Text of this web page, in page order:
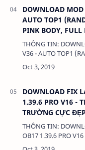
DOWNLOAD MOD
AUTO TOP1
PINK BODY, FULL
THÔNG TIN: DOWNLOAD MOD FREE FIRE 1.39.6
V36 - AUTO TOP1
PINK BODY, FULL
DOWNLOAD FIX
1.39.6 PRO V16 -
TRƯỜNG CỰC
MƯỢT
THÔNG TIN: DOWNLOAD FIX LAG FREE FIRE
OB17 1.39.6 PRO
TRƯỜNG CỰC ĐẸP